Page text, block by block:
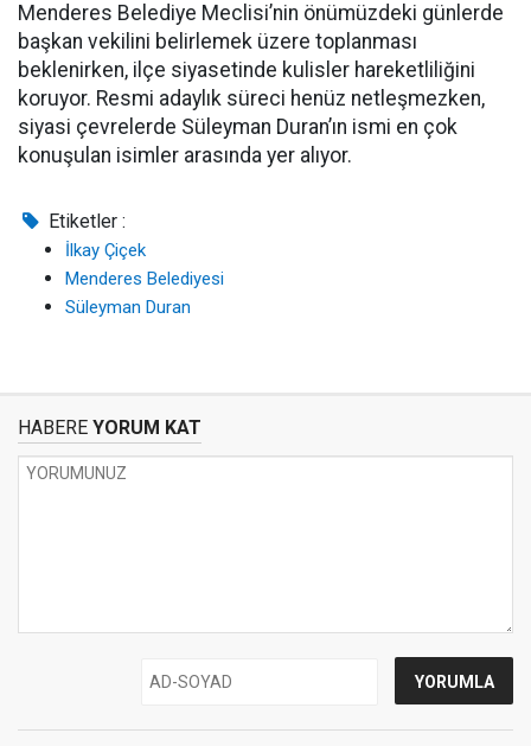
Menderes Belediye Meclisi’nin önümüzdeki günlerde
başkan vekilini belirlemek üzere toplanması
beklenirken, ilçe siyasetinde kulisler hareketliliğini
koruyor. Resmi adaylık süreci henüz netleşmezken,
siyasi çevrelerde Süleyman Duran’ın ismi en çok
konuşulan isimler arasında yer alıyor.
Etiketler :
İlkay Çiçek
Menderes Belediyesi
Süleyman Duran
HABERE YORUM KAT